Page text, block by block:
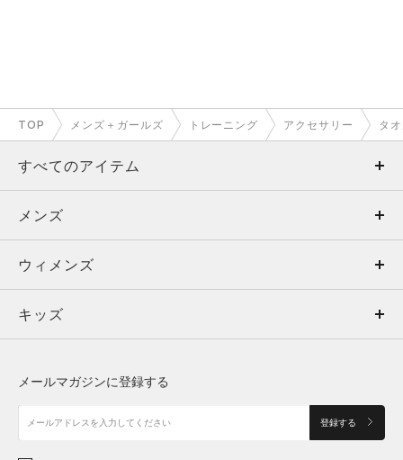
TOP メンズ＋ガールズ トレーニング アクセサリー タ
すべてのアイテム
メンズ
ウィメンズ
キッズ
アクセサリー
メンズ
トップス
ボトムス
アクセサリー
ウィメンズ
トップス
シューズ
キッズ
メールマガジンに登録する
登録する